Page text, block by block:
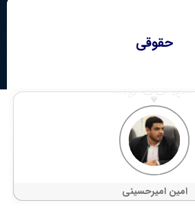
حقوقی
امین امیرحسینی